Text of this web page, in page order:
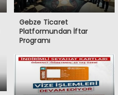
Gebze Ticaret
Platformundan İftar
Programı